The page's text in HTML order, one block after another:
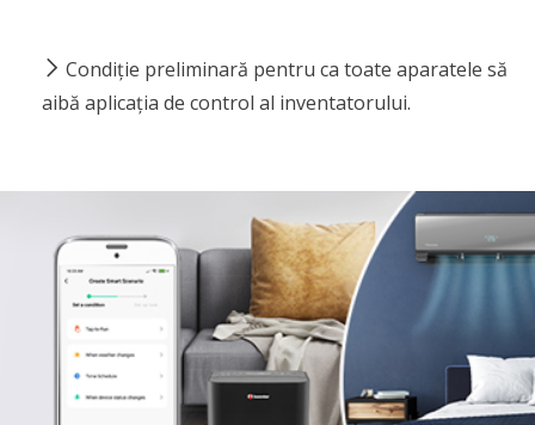
Condiție preliminară pentru ca toate aparatele să
aibă aplicația de control al inventatorului.